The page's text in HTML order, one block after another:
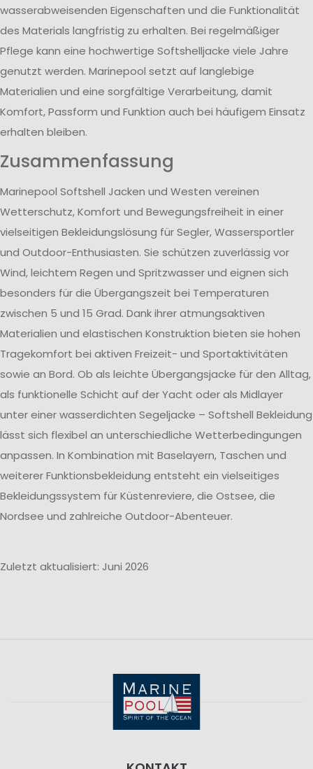
wasserabweisenden Eigenschaften und die Funktionalität
des Materials langfristig zu erhalten. Bei regelmäßiger
Pflege kann eine hochwertige Softshelljacke viele Jahre
genutzt werden. Marinepool setzt auf langlebige
Materialien und eine sorgfältige Verarbeitung, damit
Komfort, Passform und Funktion auch bei häufigem Einsatz
erhalten bleiben.
Zusammenfassung
Marinepool Softshell Jacken und Westen vereinen
Wetterschutz, Komfort und Bewegungsfreiheit in einer
vielseitigen Bekleidungslösung für Segler, Wassersportler
und Outdoor-Enthusiasten. Sie schützen zuverlässig vor
Wind, leichtem Regen und Spritzwasser und eignen sich
besonders für die Übergangszeit bei Temperaturen
zwischen 5 und 15 Grad. Dank ihrer atmungsaktiven
Materialien und elastischen Konstruktion bieten sie hohen
Tragekomfort bei aktiven Freizeit- und Sportaktivitäten
sowie an Bord. Ob als leichte Übergangsjacke für den Alltag,
als funktionelle Schicht auf der Yacht oder als Midlayer
unter einer wasserdichten Segeljacke – Softshell Bekleidung
lässt sich flexibel an unterschiedliche Wetterbedingungen
anpassen. In Kombination mit Baselayern, Taschen und
weiterer Funktionsbekleidung entsteht ein vielseitiges
Bekleidungssystem für Küstenreviere, die Ostsee, die
Nordsee und zahlreiche Outdoor-Abenteuer.
Zuletzt aktualisiert: Juni 2026